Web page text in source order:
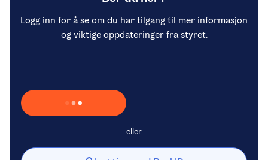
Logg inn for å se om du har tilgang til mer informasjon
og viktige oppdateringer fra styret.
Laster inn Vipps …
eller